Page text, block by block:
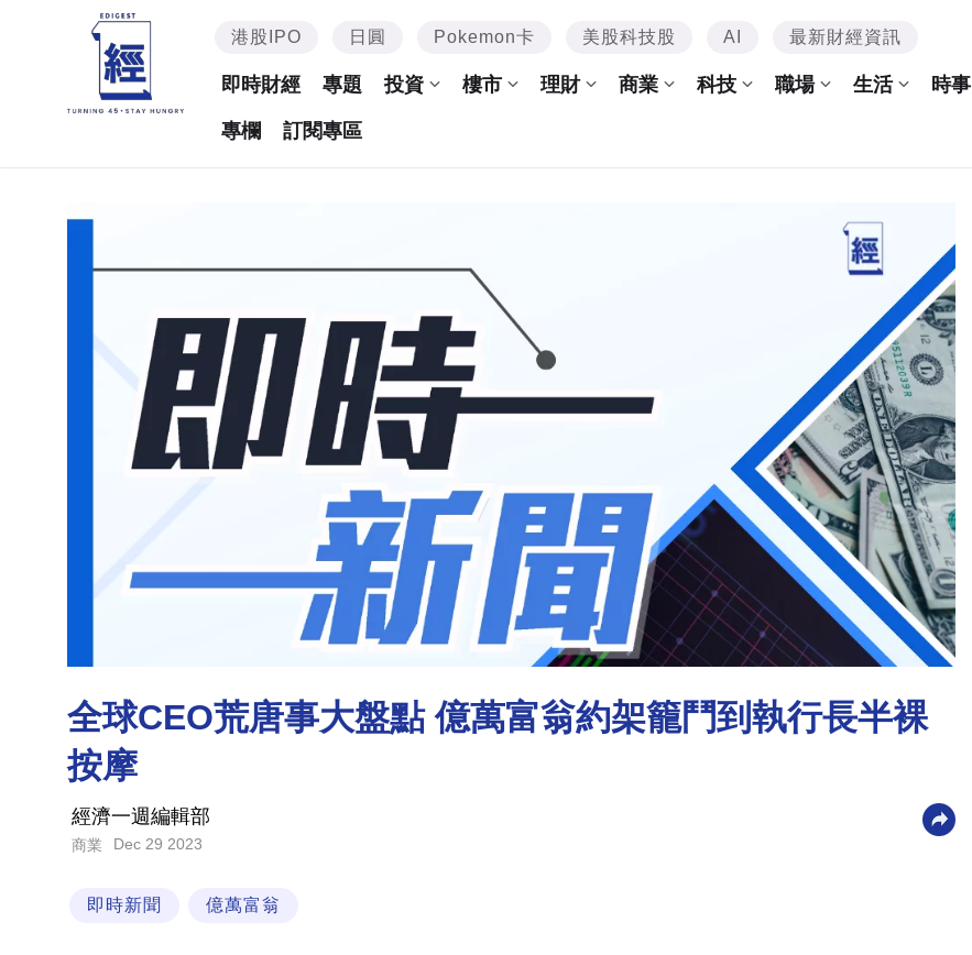
港股IPO 日圓 Pokemon卡 美股科技股 AI 最新財經資訊
即時財經 專題 投資 樓市 理財 商業 科技 職場 生活 時事
專欄 訂閱專區
全球CEO荒唐事大盤點 億萬富翁約架籠鬥到執行長半裸
按摩
經濟一週編輯部
商業 Dec 29 2023
即時新聞 億萬富翁